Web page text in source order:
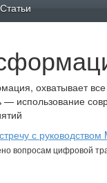
Статьи
охватывает
использование
с
вопросам цифровой